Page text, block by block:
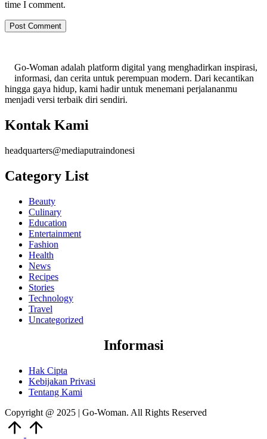
time I comment.
Go-Woman adalah platform digital yang menghadirkan inspirasi,
informasi, dan cerita untuk perempuan modern. Dari kecantikan
hingga gaya hidup, kami hadir untuk menemani perjalananmu
menjadi versi terbaik diri sendiri.
Kontak Kami
headquarters@mediaputraindonesi
Category List
Beauty
Culinary
Education
Entertainment
Fashion
Health
News
Recipes
Stories
Technology
Travel
Uncategorized
Informasi
Hak Cipta
Kebijakan Privasi
Tentang Kami
Copyright @ 2025 | Go-Woman. All Rights Reserved